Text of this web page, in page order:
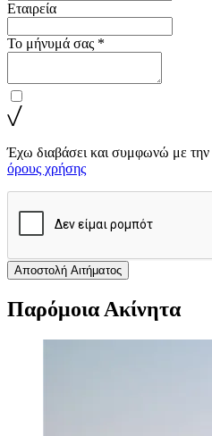
Εταιρεία
Το μήνυμά σας *
Έχω διαβάσει και συμφωνώ με την
όρους χρήσης
Αποστολή Αιτήματος
Παρόμοια Ακίνητα